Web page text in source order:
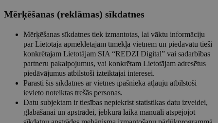
Mērķēšanas (reklāmas) sīkdatnes
Mērķēšanas sīkdatnes tiek izmantotas, lai vāktu informāciju
par Lietotāja apmeklētajām tīmekļa vietnēm un piedāvātu tieši
konkrētajam Lietotājam SIA “REDZI Digital” vai sadarbības
partneru pakalpojumus, vai konkrētam Lietotājam adresētus
piedāvājumus atbilstoši izteiktajai interesei.
Parasti šīs sīkdatnes ar vietnes īpašnieka atļauju atbilstoši
ievieto noteiktas trešās personas.
Datu subjektam ir tiesības nepiekrist statistikas datu izveidei,
glabāšanai un apstrādei, jebkurā laikā manuāli atspējojot